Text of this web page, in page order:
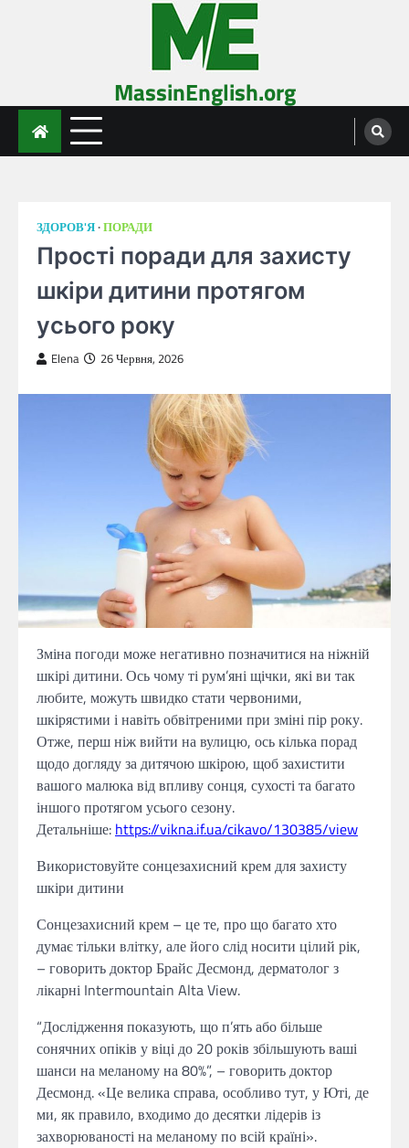
MassinEnglish.org
ЗДОРОВ'Я ПОРАДИ
Прості поради для захисту
шкіри дитини протягом
усього року
Elena 26 Червня, 2026
Зміна погоди може негативно позначитися на ніжній
шкірі дитини. Ось чому ті рум’яні щічки, які ви так
любите, можуть швидко стати червоними,
шкірястими і навіть обвітреними при зміні пір року.
Отже, перш ніж вийти на вулицю, ось кілька порад
щодо догляду за дитячою шкірою, щоб захистити
вашого малюка від впливу сонця, сухості та багато
іншого протягом усього сезону.
Детальніше: https://vikna.if.ua/cikavo/130385/view
Використовуйте сонцезахисний крем для захисту
шкіри дитини
Сонцезахисний крем – це те, про що багато хто
думає тільки влітку, але його слід носити цілий рік,
– говорить доктор Брайс Десмонд, дерматолог з
лікарні Intermountain Alta View.
“Дослідження показують, що п’ять або більше
сонячних опіків у віці до 20 років збільшують ваші
шанси на меланому на 80%”, – говорить доктор
Десмонд. «Це велика справа, особливо тут, у Юті, де
ми, як правило, входимо до десятки лідерів із
захворюваності на меланому по всій країні».